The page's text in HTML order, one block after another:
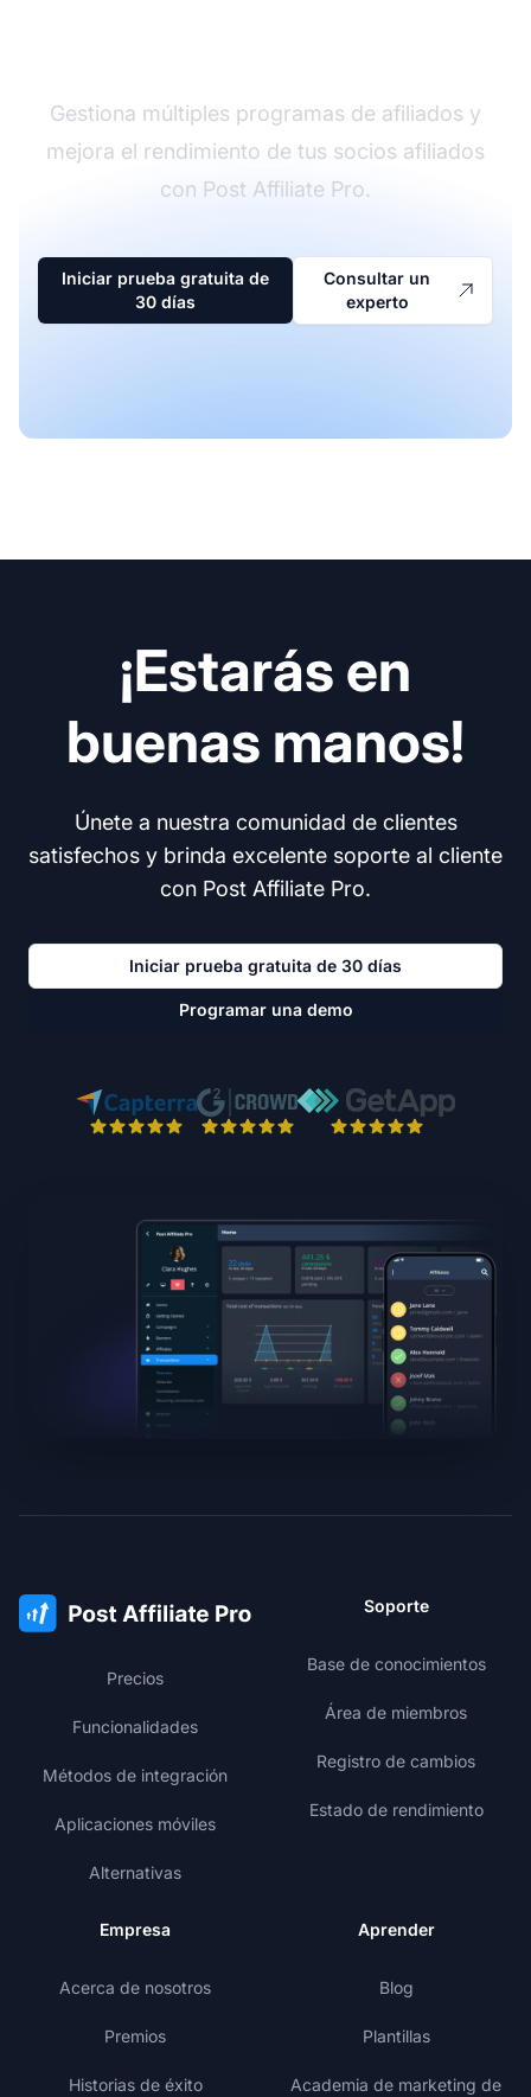
Gestiona múltiples programas de afiliados y
mejora el rendimiento de tus socios afiliados
con Post Affiliate Pro.
Iniciar prueba gratuita de
30 días
Consultar un
experto
¡Estarás en
buenas manos!
Únete a nuestra comunidad de clientes
satisfechos y brinda excelente soporte al cliente
con Post Affiliate Pro.
Iniciar prueba gratuita de 30 días
Programar una demo
Precios
Funcionalidades
Métodos de integración
Aplicaciones móviles
Alternativas
Soporte
Base de conocimientos
Área de miembros
Registro de cambios
Estado de rendimiento
Empresa
Acerca de nosotros
Premios
Historias de éxito
Aprender
Blog
Plantillas
Academia de marketing de